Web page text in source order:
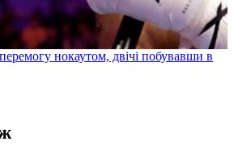
нокаутом, двічі побувавши в